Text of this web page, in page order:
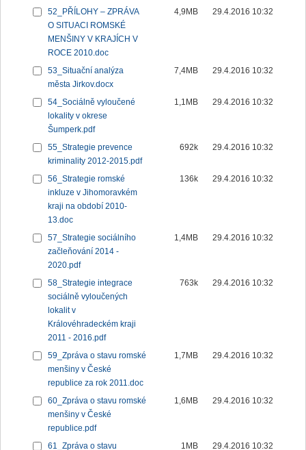
52_PŘÍLOHY – ZPRÁVA
O SITUACI ROMSKÉ
MENŠINY V KRAJÍCH V
ROCE 2010.doc
4,9MB 29.4.2016 10:32
53_Situační analýza
města Jirkov.docx
7,4MB 29.4.2016 10:32
54_Sociálně vyloučené
lokality v okrese
Šumperk.pdf
1,1MB 29.4.2016 10:32
55_Strategie prevence
kriminality 2012-2015.pdf
692k 29.4.2016 10:32
56_Strategie romské
inkluze v Jihomoravkém
kraji na období 2010-
13.doc
136k 29.4.2016 10:32
57_Strategie sociálního
začleňování 2014 -
2020.pdf
1,4MB 29.4.2016 10:32
58_Strategie integrace
sociálně vyloučených
lokalit v
Královéhradeckém kraji
2011 - 2016.pdf
763k 29.4.2016 10:32
59_Zpráva o stavu romské
menšiny v České
republice za rok 2011.doc
1,7MB 29.4.2016 10:32
60_Zpráva o stavu romské
menšiny v České
republice.pdf
1,6MB 29.4.2016 10:32
61_Zpráva o stavu
1MB 29.4.2016 10:32